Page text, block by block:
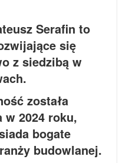
Serafin to
się
z siedzibą w
została
w 2024 roku,
bogate
budowlanej.